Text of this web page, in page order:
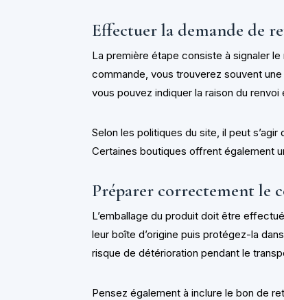
Effectuer la demande de
La première étape consiste à signaler
commande, vous trouverez souvent
vous pouvez indiquer la raison du
Selon les politiques du site, il peut s’agir
Certaines boutiques offrent également
Préparer correctement le
L’emballage du produit doit être
leur boîte d’origine puis protégez-la
risque de détérioration pendant le
Pensez également à inclure le bon de